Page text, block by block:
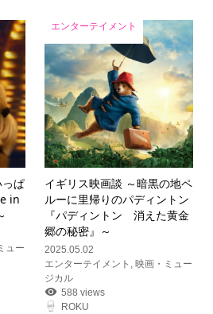
ぱ
in
ュー
エンターテイメント
イギリス映画談 ～暗黒の地ペ
ルーに里帰りのパディントン
『パディントン 消えた黄金
郷の秘密』～
2025.05.02
エンターテイメント , 映画・ミュー
ジカル
588 views
ROKU